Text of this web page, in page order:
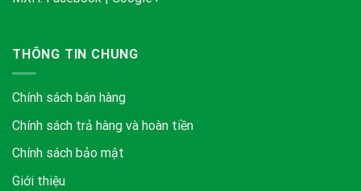
THÔNG TIN CHUNG
Chính sách bán hàng
Chính sách trả hàng và hoàn tiền
Chính sách bảo mật
Giới thiệu